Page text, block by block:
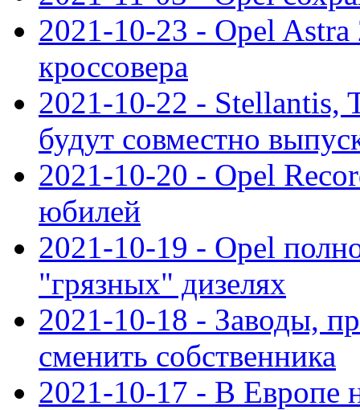
2021-10-23 - Opel Astra
кроссовера
2021-10-22 - Stellantis,
будут совместно
2021-10-20 - Opel
юбилей
2021-10-19 - Opel
"грязных" дизелях
2021-10-18 - Заводы,
сменить собственника
2021-10-17 - В Европе